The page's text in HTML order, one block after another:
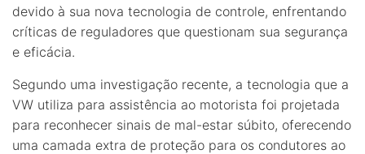
devido à sua nova tecnologia de controle, enfrentando
críticas de reguladores que questionam sua segurança
e eficácia.
Segundo uma investigação recente, a tecnologia que a
VW utiliza para assistência ao motorista foi projetada
para reconhecer sinais de mal-estar súbito, oferecendo
uma camada extra de proteção para os condutores ao